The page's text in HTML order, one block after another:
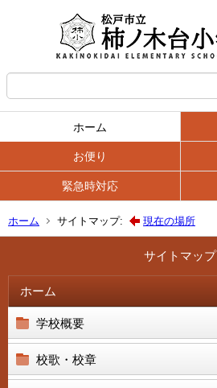
ホーム
お便り
緊急時対応
ホーム サイトマップ: 現在の場所
サイトマップ
ホーム
学校概要
校歌・校章